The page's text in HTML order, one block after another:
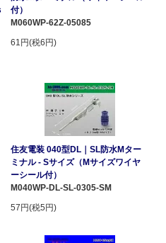
付）
M060WP-62Z-05085
61円(税6円)
住友電装 040型DL｜SL防水Mター
ミナル - Sサイズ（Mサイズワイヤ
ーシール付）
M040WP-DL-SL-0305-SM
57円(税5円)